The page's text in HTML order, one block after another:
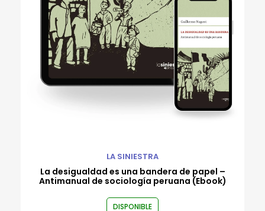
LA SINIESTRA
La desigualdad es una bandera de papel –
Antimanual de sociología peruana (Ebook)
DISPONIBLE